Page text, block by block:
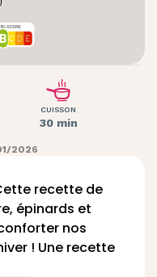
CUISSON
30 min
2026
recette de
épinards et
nos
! Une recette